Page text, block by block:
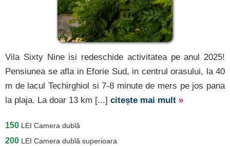
Vila Sixty Nine isi redeschide activitatea pe anul 2025!
Pensiunea se afla in Eforie Sud, in centrul orasului, la 40
m de lacul Techirghiol si 7-8 minute de mers pe jos pana
la plaja. La doar 13 km [...] citește mai mult »
150 LEI Camera dublă
200 LEI Camera dublă superioara